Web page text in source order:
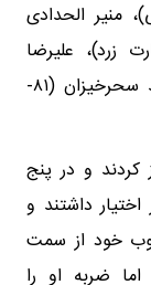
زمانی)، منیر الحدادی
زرد)، علیرضا
کوشکی (۷۷- محمدحسین اسلامی) و سعید سحرخیزان (۸۱-
کردند و در پنج
داشتند و
خوب خود از سمت
ضربه او را